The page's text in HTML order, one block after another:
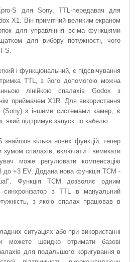
S для Sony, TTL-передавач для
X1. Він примітний великим екраном
для управління всіма функціями
для вибору потужності, чого
S.
і функціональний, є підсвічування
TTL, з його допомогою можна
лінійкою спалахів Godox з
приймачем X1R. Для використання
з іншими системами камер, є
який підтримує запуск по кабелю.
кілька нових функцій, тепер
зумом спалахів, включати і вимикати
може регулювати компенсацію
до +3 EV. Додана нова функція TCM -
Функція TCM дозволяє одним
синхронізатор з TTL в мануальний
з якою спалах працював в
ситуаціях або при використанні
можете швидко отримати базові
для подальшого коригування в